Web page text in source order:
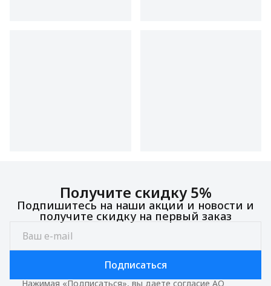
Получите скидку 5%
Подпишитесь на наши акции и новости и
получите скидку на первый заказ
Подписаться
Нажимая «Подписаться», вы даете согласие АО